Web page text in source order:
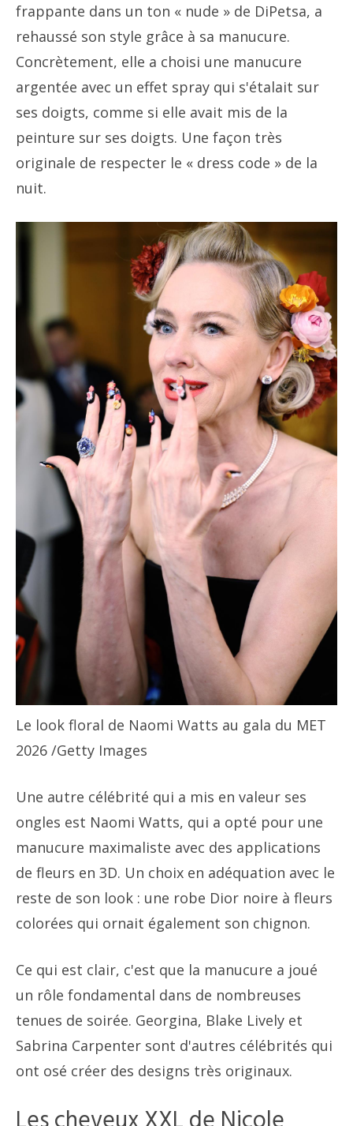
frappante dans un ton « nude » de DiPetsa, a
rehaussé son style grâce à sa manucure.
Concrètement, elle a choisi une manucure
argentée avec un effet spray qui s'étalait sur
ses doigts, comme si elle avait mis de la
peinture sur ses doigts. Une façon très
originale de respecter le « dress code » de la
nuit.
Le look floral de Naomi Watts au gala du MET
2026 /Getty Images
Une autre célébrité qui a mis en valeur ses
ongles est Naomi Watts, qui a opté pour une
manucure maximaliste avec des applications
de fleurs en 3D. Un choix en adéquation avec le
reste de son look : une robe Dior noire à fleurs
colorées qui ornait également son chignon.
Ce qui est clair, c'est que la manucure a joué
un rôle fondamental dans de nombreuses
tenues de soirée. Georgina, Blake Lively et
Sabrina Carpenter sont d'autres célébrités qui
ont osé créer des designs très originaux.